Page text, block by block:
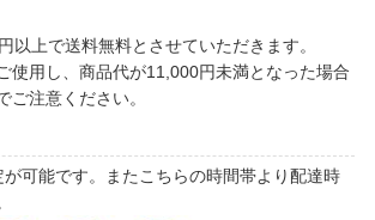
以上で送料無料とさせていただきます。
使用し、商品代が11,000円未満となった場合
ご注意ください。
可能です。またこちらの時間帯より配達時